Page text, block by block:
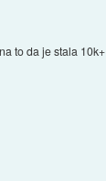
to da je stala 10k+